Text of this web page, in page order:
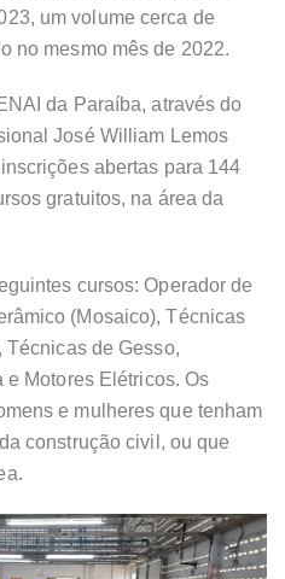
um volume cerca de
no mesmo mês de 2022.
da Paraíba, através do
José William Lemos
abertas para 144
gratuitos, na área da
cursos: Operador de
(Mosaico), Técnicas
Técnicas de Gesso,
e Motores Elétricos. Os
e mulheres que tenham
construção civil, ou que